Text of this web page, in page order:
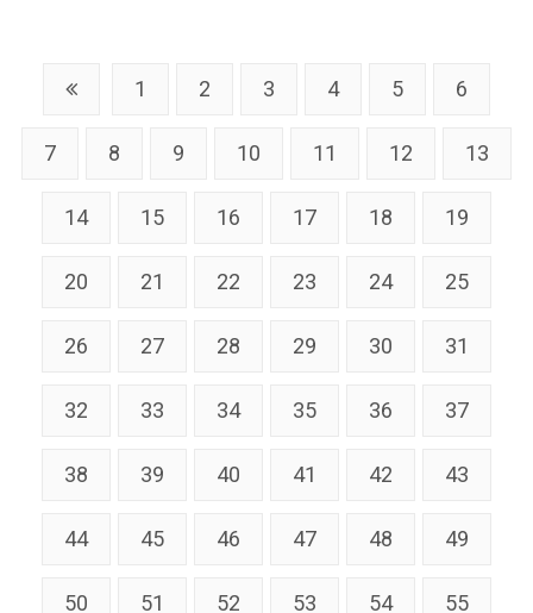
1 2 3 4 5 6
7 8 9 10 11 12 13
14 15 16 17 18 19
20 21 22 23 24 25
26 27 28 29 30 31
32 33 34 35 36 37
38 39 40 41 42 43
44 45 46 47 48 49
50 51 52 53 54 55